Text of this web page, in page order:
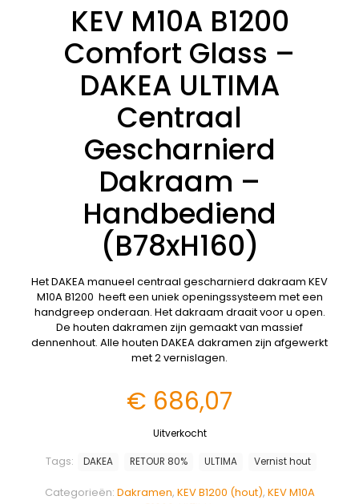
KEV M10A B1200
Comfort Glass –
DAKEA ULTIMA
Centraal
Gescharnierd
Dakraam –
Handbediend
(B78xH160)
Het DAKEA manueel centraal gescharnierd dakraam KEV
M10A B1200 heeft een uniek openingssysteem met een
handgreep onderaan. Het dakraam draait voor u open.
De houten dakramen zijn gemaakt van massief
dennenhout. Alle houten DAKEA dakramen zijn afgewerkt
met 2 vernislagen.
€ 686,07
Uitverkocht
Categorieën: Dakramen, KEV B1200 (hout), KEV M10A
Tags: DAKEA RETOUR 80% ULTIMA Vernist hout